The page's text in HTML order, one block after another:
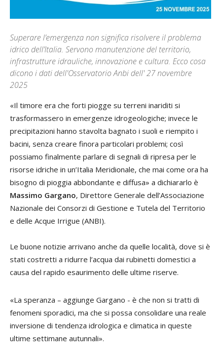
Superare l’emergenza non significa risolvere il problema
idrico dell’Italia. Servono manutenzione del territorio,
infrastrutture idrauliche, innovazione e cultura. Ecco cosa
dicono i dati dell'Osservatorio Anbi dell' 27 novembre
2025
«Il timore era che forti piogge su terreni inariditi si
trasformassero in emergenze idrogeologiche; invece le
precipitazioni hanno stavolta bagnato i suoli e riempito i
bacini, senza creare finora particolari problemi; così
possiamo finalmente parlare di segnali di ripresa per le
risorse idriche in un’Italia Meridionale, che mai come ora ha
bisogno di pioggia abbondante e diffusa» a dichiararlo è
Massimo Gargano, Direttore Generale dell’Associazione
Nazionale dei Consorzi di Gestione e Tutela del Territorio
e delle Acque Irrigue (ANBI).
Le buone notizie arrivano anche da quelle località, dove si è
stati costretti a ridurre l’acqua dai rubinetti domestici a
causa del rapido esaurimento delle ultime riserve.
«La speranza – aggiunge Gargano - è che non si tratti di
fenomeni sporadici, ma che si possa consolidare una reale
inversione di tendenza idrologica e climatica in queste
ultime settimane autunnali».